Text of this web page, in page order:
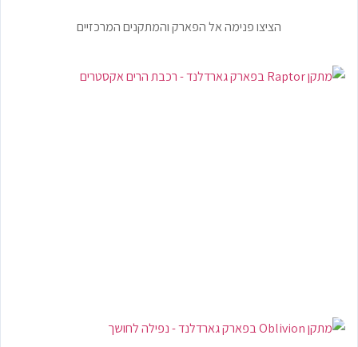
הציצו פנימה אל הפארק והמתקנים המרכזיים